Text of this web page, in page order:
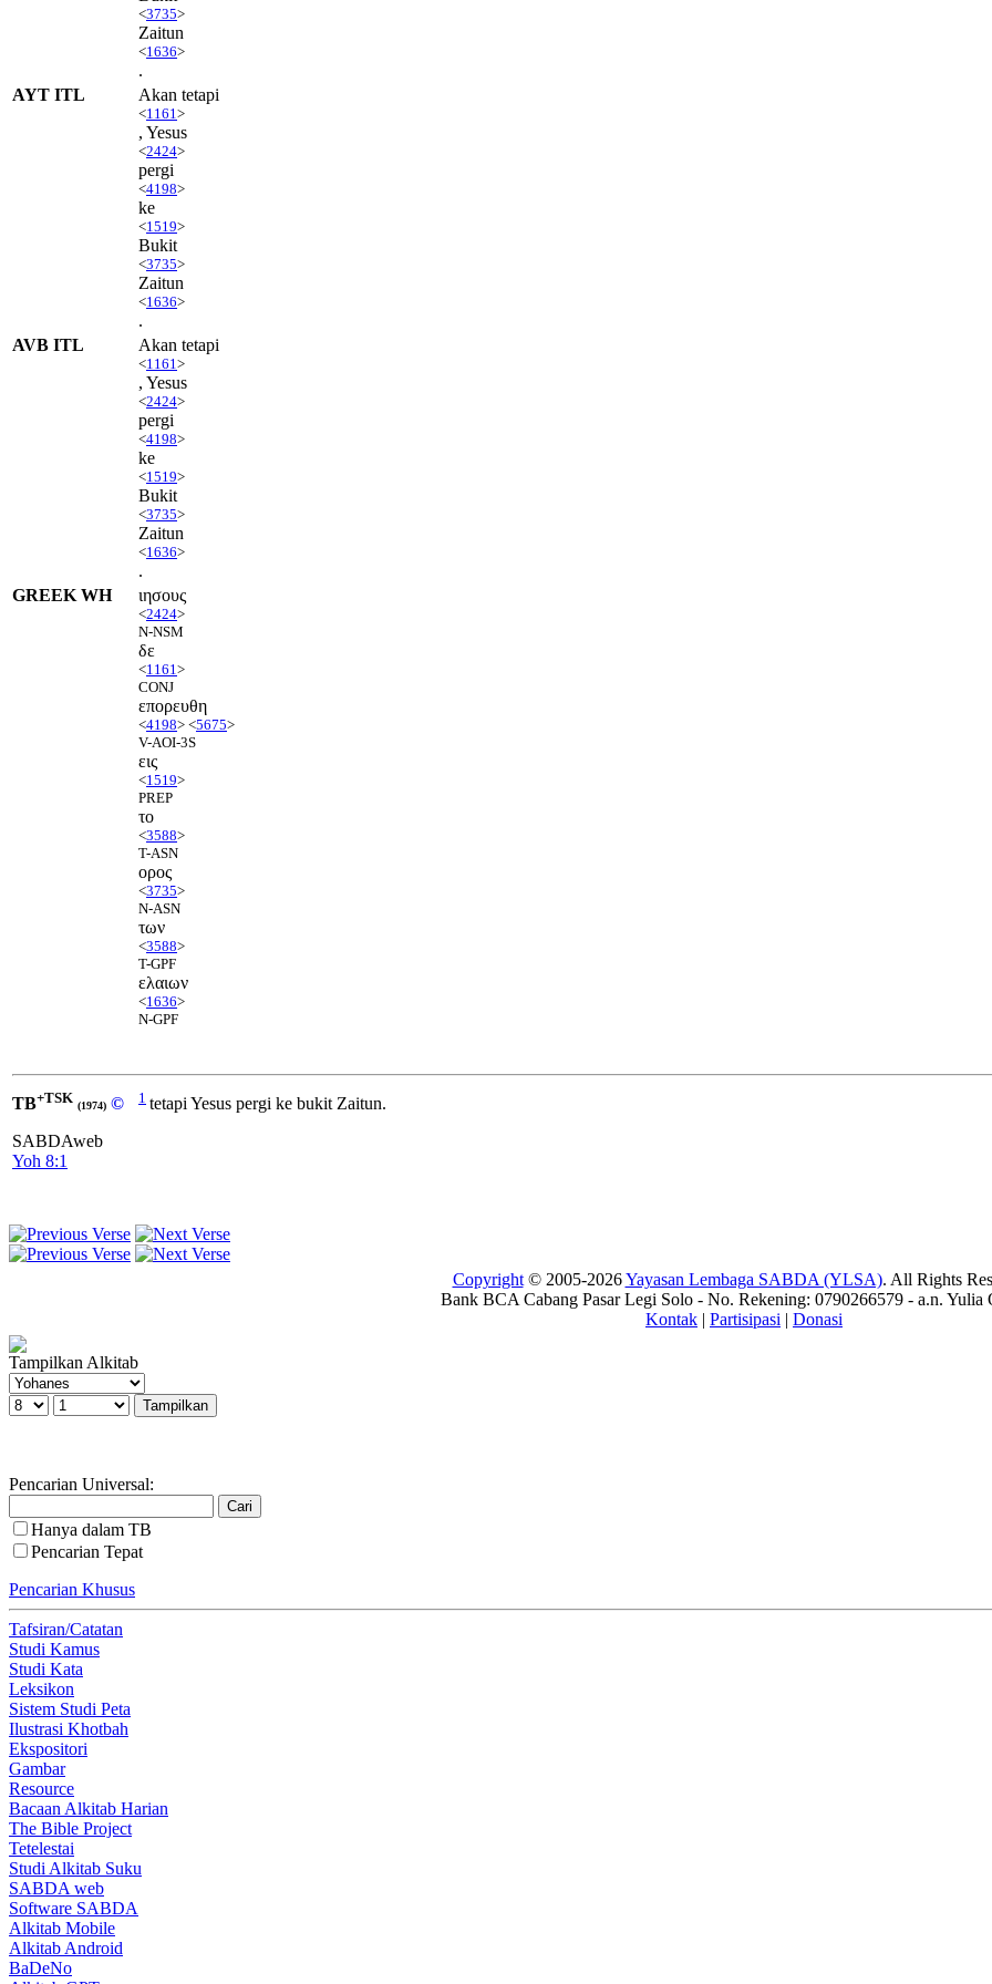
<3735>
Zaitun
<1636>
.
AYT ITL
Akan tetapi
<1161 >
, Yesus
<2424>
pergi
<4198>
ke
<1519>
Bukit
<3735>
Zaitun
<1636>
.
AVB ITL
Akan tetapi
<1161 >
, Yesus
<2424>
pergi
<4198>
ke
<1519>
Bukit
<3735>
Zaitun
<1636>
.
GREEK WH
ιησους
<2424>
N-NSM
δε
<1161 >
CONJ
επορευθη
<4198> <5675>
V-AOI-3S
εις
<1519>
PREP
το
<3588>
T-ASN
ορος
<3735>
N-ASN
των
<3588>
T-GPF
ελαιων
<1636>
N-GPF
TB+TSK (1974) ©
SABDAweb
Yoh 8:1
1 tetapi Yesus pergi ke bukit Zaitun.
Copyright© 2005-2026Yayasan Lembaga SABDA (YLSA). All Rights
Bank BCA Cabang Pasar Legi Solo - No. Rekening: 0790266579 - a.n. Yulia
Kontak | Partisipasi | Donasi
Tampilkan Alkitab
Pencarian Universal:
Hanya dalam TB
Pencarian Tepat
Pencarian Khusus
Tafsiran/Catatan
Studi Kamus
Studi Kata
Leksikon
Sistem Studi Peta
Ilustrasi Khotbah
Ekspositori
Gambar
Resource
Bacaan Alkitab Harian
The Bible Project
Tetelestai
Studi Alkitab Suku
SABDA web
Software SABDA
Alkitab Mobile
Alkitab Android
BaDeNo